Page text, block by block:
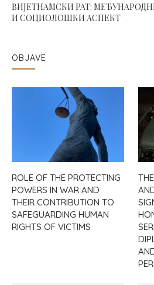
ВИЈЕТНАМСКИ РАТ:
И СОЦИОЛОШКИ АСПЕКТ
OBJAVE
ROLE OF THE PROTECTING
POWERS IN WAR AND
THEIR CONTRIBUTION TO
SAFEGUARDING HUMAN
RIGHTS OF VICTIMS